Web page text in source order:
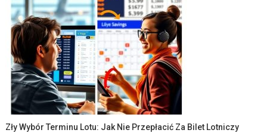
Zły Wybór Terminu Lotu: Jak Nie Przepłacić Za Bilet Lotniczy